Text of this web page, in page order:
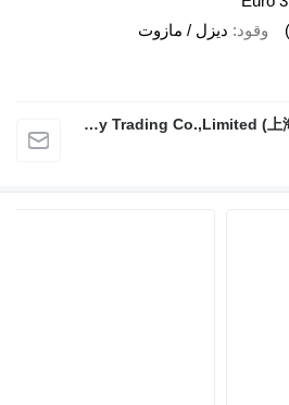
وقود ديزل / مازوت
Sunrich Machinery Trading Co.,Limited (上海圣瑞驰机械贸易有限公司)